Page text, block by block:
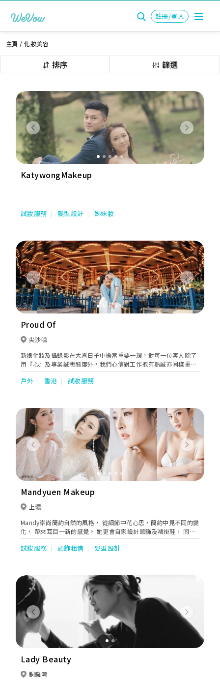
註冊/登入
主頁 /化妝美容
排序 篩選
Previous Next
KatywongMakeup
試妝服務 髮型設計 姊妹妝
Previous Next
Proud Of
尖沙咀
新娘化妝及攝錄影在大喜日子中擔當重要一環，對每一位客人除了
用『心』及專業誠懇態度外，我們心信對工作抱有熱誠亦同樣重
要。本公司的化妝造型師及攝錄影師能為新人永遠留住人生最美、
最珍貴、最重要一天而值得驕傲。
戶外 香港 試妝服務
Previous Next
Mandyuen Makeup
上環
Mandy崇尚簡約自然的風格， 從細節中花心思，簡約中見不同的變
化， 帶來耳目一新的感覺。 她更會自家設計頭飾及裙褂鞋， 同時
開設Miss Florist花藝服務， 務求令新娘子有著獨特的造型配搭
試妝服務 頭飾租借 髮型設計
Previous Next
Lady Beauty
銅鑼灣